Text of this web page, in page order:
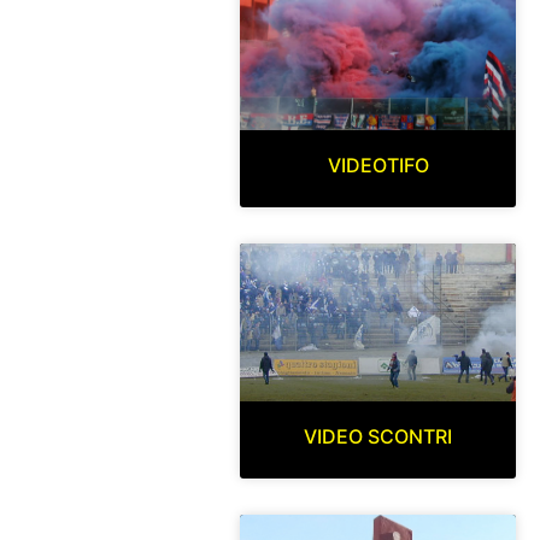
VIDEOTIFO
VIDEO SCONTRI